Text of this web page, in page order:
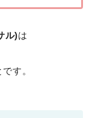
ル)は
す。